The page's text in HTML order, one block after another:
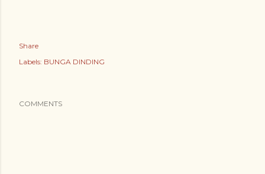
Share
Labels: BUNGA DINDING
COMMENTS